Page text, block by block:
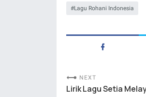
Lagu Rohani Indonesia
NEXT
Lirik Lagu Setia